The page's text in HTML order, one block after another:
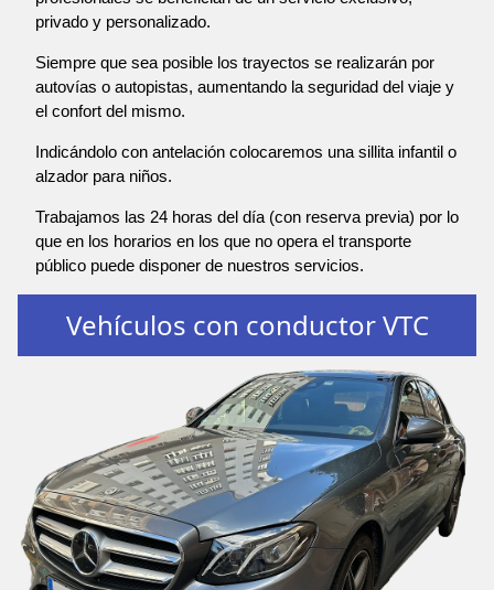
privado y personalizado.
Siempre que sea posible los trayectos se realizarán por
autovías o autopistas, aumentando la seguridad del viaje y
el confort del mismo.
Indicándolo con antelación colocaremos una sillita infantil o
alzador para niños.
Trabajamos las 24 horas del día (con reserva previa) por lo
que en los horarios en los que no opera el transporte
público puede disponer de nuestros servicios.
Vehículos con conductor VTC